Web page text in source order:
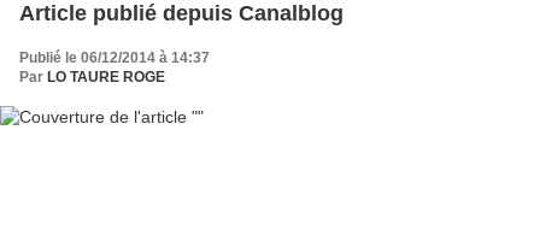
Article publié depuis Canalblog
Publié le 06/12/2014 à 14:37
Par LO TAURE ROGE